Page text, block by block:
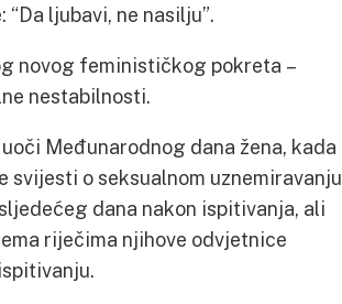
ljubavi, ne nasilju”.
novog feminističkog pokreta –
nestabilnosti.
Međunarodnog dana žena, kada
svijesti o seksualnom uznemiravanju
dana nakon ispitivanja, ali
riječima njihove odvjetnice